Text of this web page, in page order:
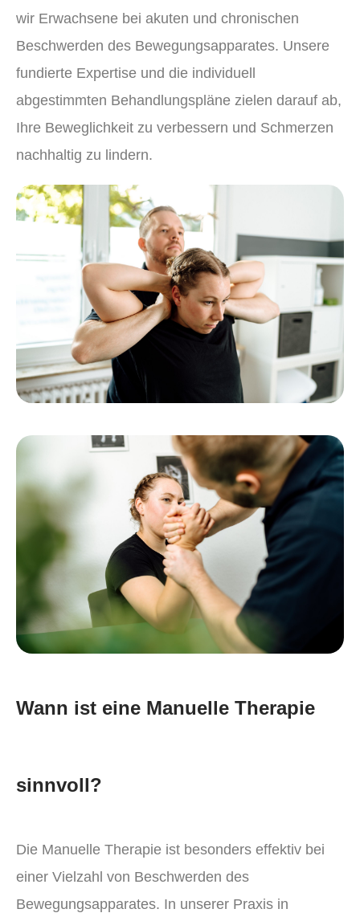
wir Erwachsene bei akuten und chronischen
Beschwerden des Bewegungsapparates. Unsere
fundierte Expertise und die individuell
abgestimmten Behandlungspläne zielen darauf ab,
Ihre Beweglichkeit zu verbessern und Schmerzen
nachhaltig zu lindern.
Wann ist eine Manuelle Therapie
sinnvoll?
Die Manuelle Therapie ist besonders effektiv bei
einer Vielzahl von Beschwerden des
Bewegungsapparates. In unserer Praxis in